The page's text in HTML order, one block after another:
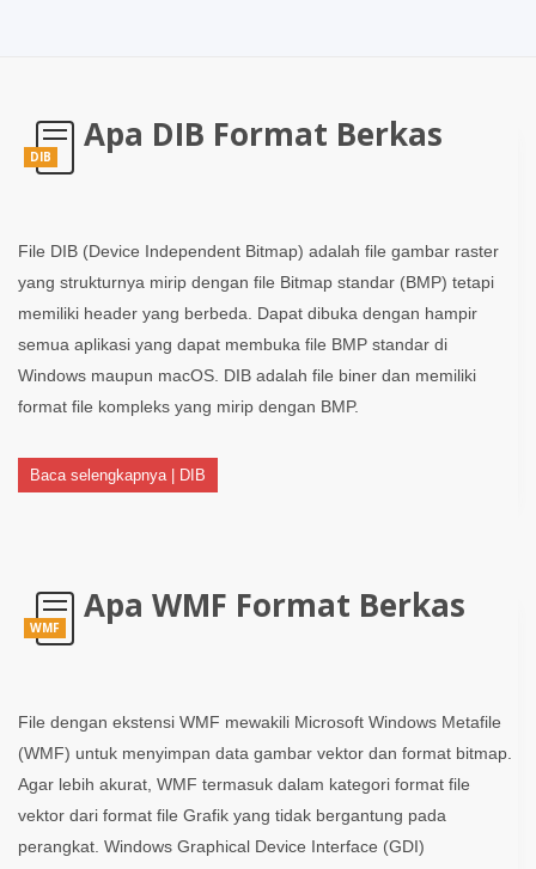
DIB
Apa DIB Format Berkas
File DIB (Device Independent Bitmap) adalah file gambar raster
yang strukturnya mirip dengan file Bitmap standar (BMP) tetapi
memiliki header yang berbeda. Dapat dibuka dengan hampir
semua aplikasi yang dapat membuka file BMP standar di
Windows maupun macOS. DIB adalah file biner dan memiliki
format file kompleks yang mirip dengan BMP.
Baca selengkapnya | DIB
WMF
Apa WMF Format Berkas
File dengan ekstensi WMF mewakili Microsoft Windows Metafile
(WMF) untuk menyimpan data gambar vektor dan format bitmap.
Agar lebih akurat, WMF termasuk dalam kategori format file
vektor dari format file Grafik yang tidak bergantung pada
perangkat. Windows Graphical Device Interface (GDI)